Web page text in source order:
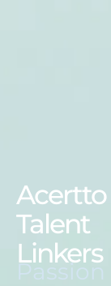
Acertto
Talent
Linkers